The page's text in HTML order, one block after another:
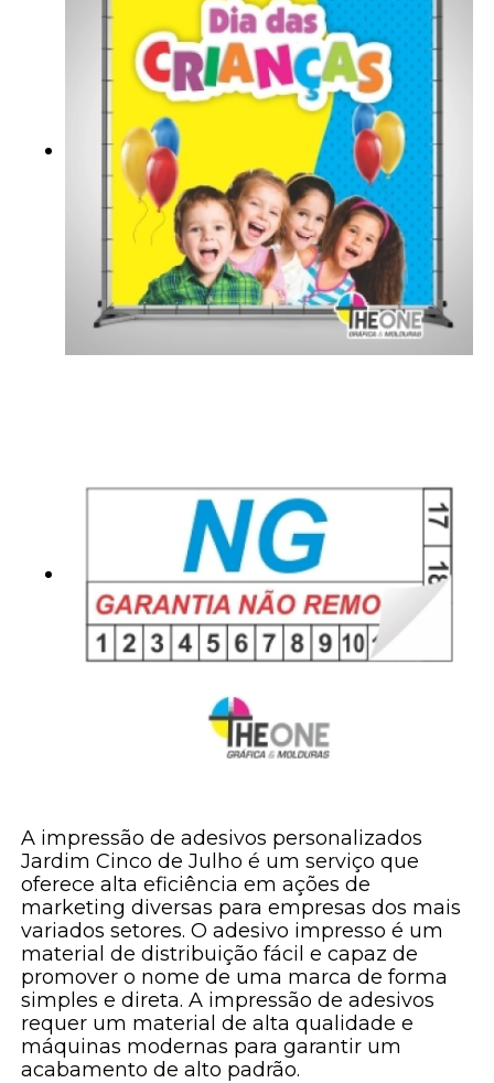
A impressão de adesivos personalizados
Jardim Cinco de Julho é um serviço que
oferece alta eficiência em ações de
marketing diversas para empresas dos mais
variados setores. O adesivo impresso é um
material de distribuição fácil e capaz de
promover o nome de uma marca de forma
simples e direta. A impressão de adesivos
requer um material de alta qualidade e
máquinas modernas para garantir um
acabamento de alto padrão.